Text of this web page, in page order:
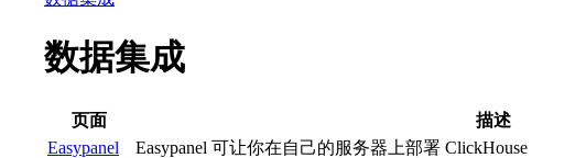
数据集成
页面
描述
Easypanel
Easypanel 可让你在自己的服务器上部署 ClickHouse